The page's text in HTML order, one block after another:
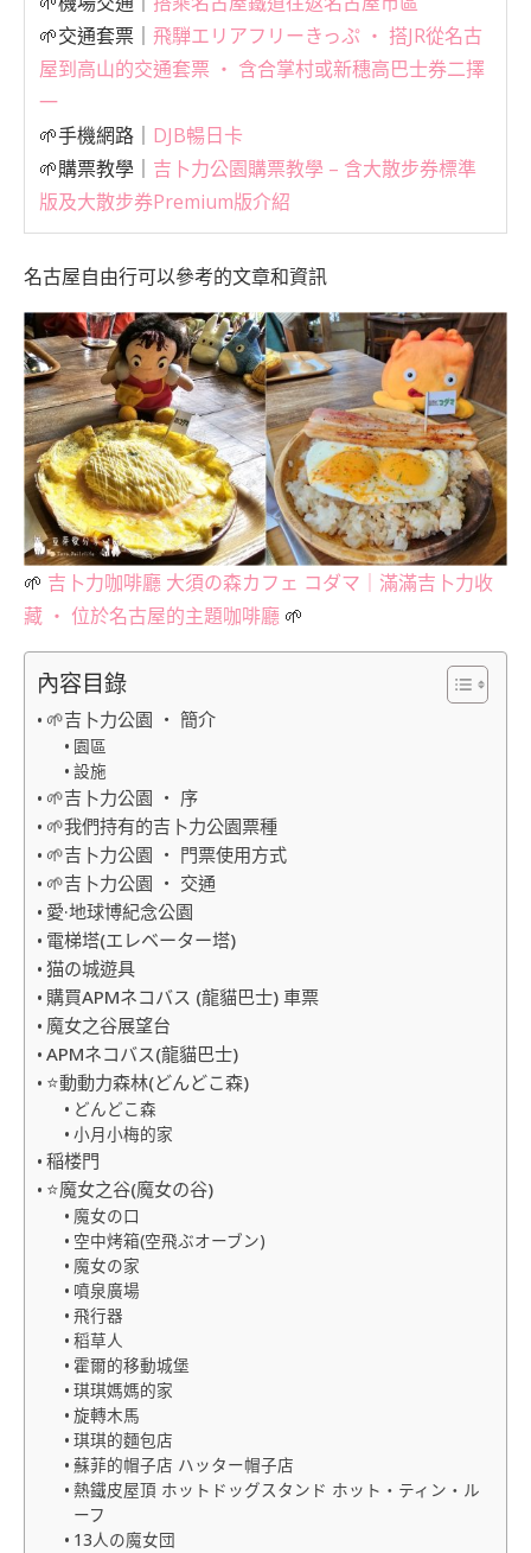
🌱交通套票｜ 飛騨エリアフリーきっぷ ‧ 搭JR從名古
屋到高山的交通套票 ‧ 含合掌村或新穗高巴士券二擇
一
🌱手機網路｜ DJB暢日卡
🌱購票教學｜ 吉卜力公園購票教學 – 含大散步券標準
版及大散步券Premium版介紹
名古屋自由行可以參考的文章和資訊
🌱 吉卜力咖啡廳 大須の森カフェ コダマ｜滿滿吉卜力收
藏 ‧ 位於名古屋的主題咖啡廳 🌱
內容目錄
🌱吉卜力公園 ‧ 簡介
園區
設施
🌱吉卜力公園 ‧ 序
🌱我們持有的吉卜力公園票種
🌱吉卜力公園 ‧ 門票使用方式
🌱吉卜力公園 ‧ 交通
愛·地球博紀念公園
電梯塔(エレベーター塔)
猫の城遊具
購買APMネコバス (龍貓巴士) 車票
魔女之谷展望台
APMネコバス(龍貓巴士)
⭐動動力森林(どんどこ森)
どんどこ森
小月小梅的家
稲楼門
⭐魔女之谷(魔女の谷)
魔女の口
空中烤箱(空飛ぶオーブン)
魔女の家
噴泉廣場
飛行器
稻草人
霍爾的移動城堡
琪琪媽媽的家
旋轉木馬
琪琪的麵包店
蘇菲的帽子店 ハッター帽子店
熱鐵皮屋頂 ホットドッグスタンド ホット・ティン・ル
ーフ
13人の魔女団